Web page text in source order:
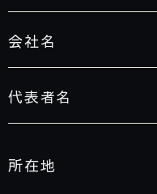
会社名
代表者名
所在地